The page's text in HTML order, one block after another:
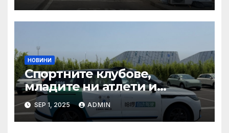
при пътувания
НОВИНИ
Спортните клубове,
младите ни атлети и
техните треньори имат
нужда от нашата подкрепа
и ние ще им я осигурим
SEP 1, 2025 ADMIN